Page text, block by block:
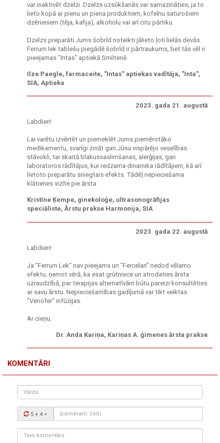
var inaktivēt dzelzi. Dzelzs uzsūkšanās var samazināties, ja to
lieto kopā ar pienu un piena produktiem, kofeīnu saturošiem
dzērieniem (tēja, kafija), alkoholu vai arī citu pārtiku.
Dzelzs preparāti Jums šobrīd noteikti jālieto ļoti lielās devās.
Ferrum lek tablešu piegādē šobrīd ir pārtraukums, bet tās vēl ir
pieejamas "Intas" aptiekā Smiltenē.
Ilze Paegle, farmaceite, "Intas" aptiekas vadītāja, "Inta",
SIA, Aptieka
2023. gada 21. augustā
Labdien!
Lai varētu izvērtēt un piemeklēt Jums piemērotāko
medikamentu, svarīgi zināt gan Jūsu vispārējo veselības
stāvokli, tai skaitā blakussaslimšanas, alerģijas, gan
laboratoros rādītājus, kur redzama dinamika rādītājiem, kā arī
lietoto preparātu sniegtais efekts. Tādēļ nepieciešama
klātienes vizīte pie ārsta.
Kristīne Ķempe, ginekoloģe, ultrasonogrāfijas
speciāliste, Ārstu prakse Harmonija, SIA
2023. gada 22. augustā
Labdien!
Ja "Ferrum Lek" nav pieejams un "Fercelan" nedod vēlamo
efektu, ņemot vērā, ka esat grūtniece un atrodaties ārsta
uzraudzībā, par terapijas alternatīvām būtu pareizi konsultēties
ar savu ārstu. Nepieciešamības gadījumā var tikt veiktas
"Venofer" infūzijas.
Ar cieņu,
Dr. Anda Kariņa, Kariņas A. ģimenes ārsta prakse
KOMENTĀRI
Vārds
Drošības
kods:
5 + 4 =
Tavs